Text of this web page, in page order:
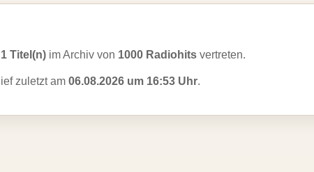
1 Titel(n) im Archiv von 1000 Radiohits vertreten.
lief zuletzt am 06.08.2026 um 16:53 Uhr.